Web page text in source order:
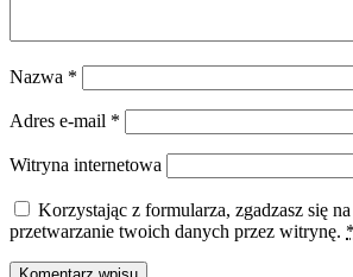
Nazwa *
Adres e-mail *
Witryna internetowa
Korzystając z formularza, zgadzasz się
przetwarzanie twoich danych przez witrynę. *